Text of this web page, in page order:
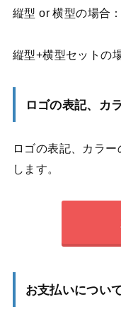
縦型 or 横型の場合：
縦型+横型セットの
ロゴの表記、カ
ロゴの表記、カラ
します。
お支払いについ